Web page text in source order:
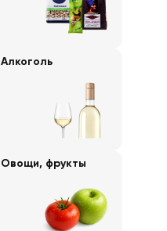
Алкоголь
Овощи, фрукты